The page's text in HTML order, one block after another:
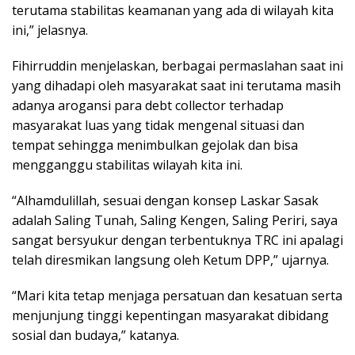
terutama stabilitas keamanan yang ada di wilayah kita
ini,” jelasnya.
Fihirruddin menjelaskan, berbagai permaslahan saat ini
yang dihadapi oleh masyarakat saat ini terutama masih
adanya arogansi para debt collector terhadap
masyarakat luas yang tidak mengenal situasi dan
tempat sehingga menimbulkan gejolak dan bisa
mengganggu stabilitas wilayah kita ini.
“Alhamdulillah, sesuai dengan konsep Laskar Sasak
adalah Saling Tunah, Saling Kengen, Saling Periri, saya
sangat bersyukur dengan terbentuknya TRC ini apalagi
telah diresmikan langsung oleh Ketum DPP,” ujarnya.
“Mari kita tetap menjaga persatuan dan kesatuan serta
menjunjung tinggi kepentingan masyarakat dibidang
sosial dan budaya,” katanya.